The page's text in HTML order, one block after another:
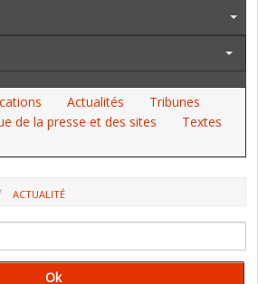
Actualités
Tribunes
de la presse et des sites
Textes
ACTUALITÉ
CERTAINS (DEPP)